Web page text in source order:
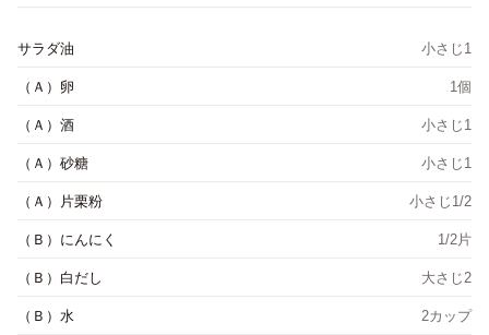
サラダ油 小さじ1
（Ａ）卵 1個
（Ａ）酒 小さじ1
（Ａ）砂糖 小さじ1
（Ａ）片栗粉 小さじ1/2
（Ｂ）にんにく 1/2片
（Ｂ）白だし 大さじ2
（Ｂ）水 2カップ